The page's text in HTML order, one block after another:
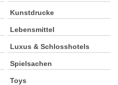
Kunstdrucke
Lebensmittel
Luxus & Schlosshotels
Spielsachen
Toys